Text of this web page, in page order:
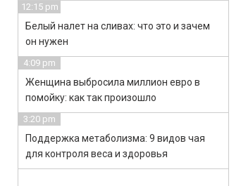
12:15 pm
Белый налет на сливах: что это и зачем
он нужен
4:09 pm
Женщина выбросила миллион евро в
помойку: как так произошло
3:20 pm
Поддержка метаболизма: 9 видов чая
для контроля веса и здоровья